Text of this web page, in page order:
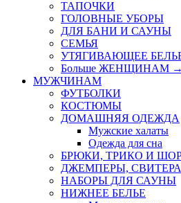
ТАПОЧКИ
ГОЛОВНЫЕ УБОРЫ
ДЛЯ БАНИ И САУНЫ
СЕМЬЯ
УТЯГИВАЮЩЕЕ
Больше ЖЕНЩИНАМ →
МУЖЧИНАМ
ФУТБОЛКИ
КОСТЮМЫ
ДОМАШНЯЯ ОДЕЖДА
Мужские халаты
Одежда для сна
БРЮКИ, ТРИКО И
ДЖЕМПЕРЫ,
НАБОРЫ ДЛЯ САУНЫ
НИЖНЕЕ БЕЛЬЕ